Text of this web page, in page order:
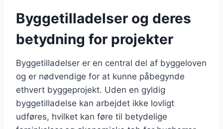
Byggetilladelser og deres
betydning for projekter
Byggetilladelser er en central del af byggeloven
og er nødvendige for at kunne påbegynde
ethvert byggeprojekt. Uden en gyldig
byggetilladelse kan arbejdet ikke lovligt
udføres, hvilket kan føre til betydelige